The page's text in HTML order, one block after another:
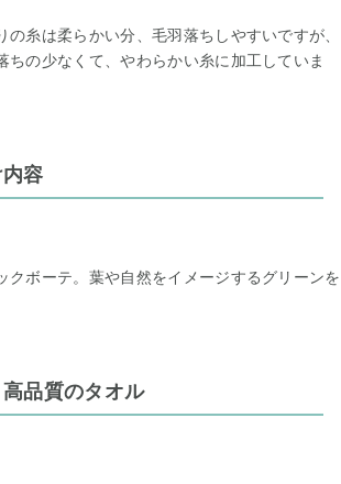
糸は柔らかい分、毛羽落ちしやすいですが、
の少なくて、やわらかい糸に加工していま
容
ボーテ。葉や自然をイメージするグリーンを
品質のタオル